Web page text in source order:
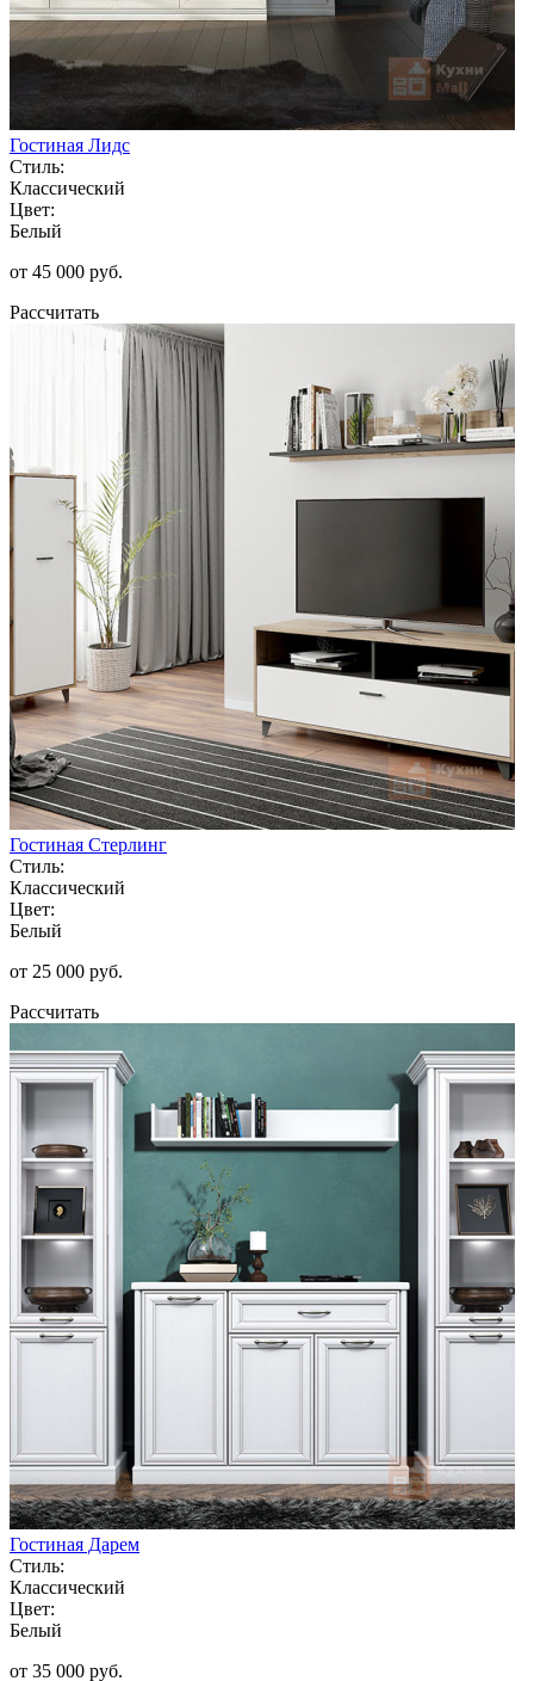
Гостиная Лидс
Стиль:
Классический
Цвет:
Белый
от 45 000 руб.
Рассчитать
Гостиная Стерлинг
Стиль:
Классический
Цвет:
Белый
от 25 000 руб.
Рассчитать
Гостиная Дарем
Стиль:
Классический
Цвет:
Белый
от 35 000 руб.